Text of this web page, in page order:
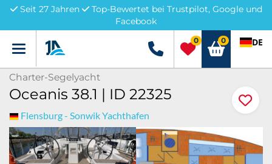
Seit 27 Jahren
Top-Bewertet bei Trustpilot, Google und
Facebook
Menü +49 5741 3222690
0 0 DE
Charter-Segelyacht
Oceanis 38.1 | ID 22325
Flensburg - Sonwik Yachthafen